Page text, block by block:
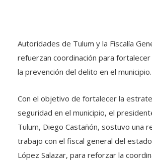
Autoridades de Tulum y la Fiscalía
refuerzan coordinación para
la prevención del delito en el municipio.
Con el objetivo de fortalecer la
seguridad en el municipio, el
Tulum, Diego Castañón, sostuvo una
trabajo con el fiscal general del
López Salazar, para reforzar la